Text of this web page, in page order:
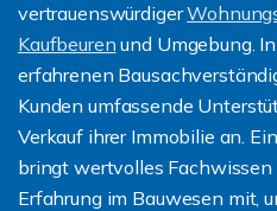
vertrauenswürdiger
Kaufbeuren und Umgebung.
erfahrenen
Kunden umfassende
Verkauf ihrer Immobilie an.
bringt wertvolles Fachwissen
Erfahrung im Bauwesen mit,